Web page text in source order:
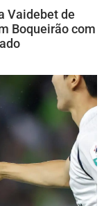
Vaidebet de
Boqueirão com